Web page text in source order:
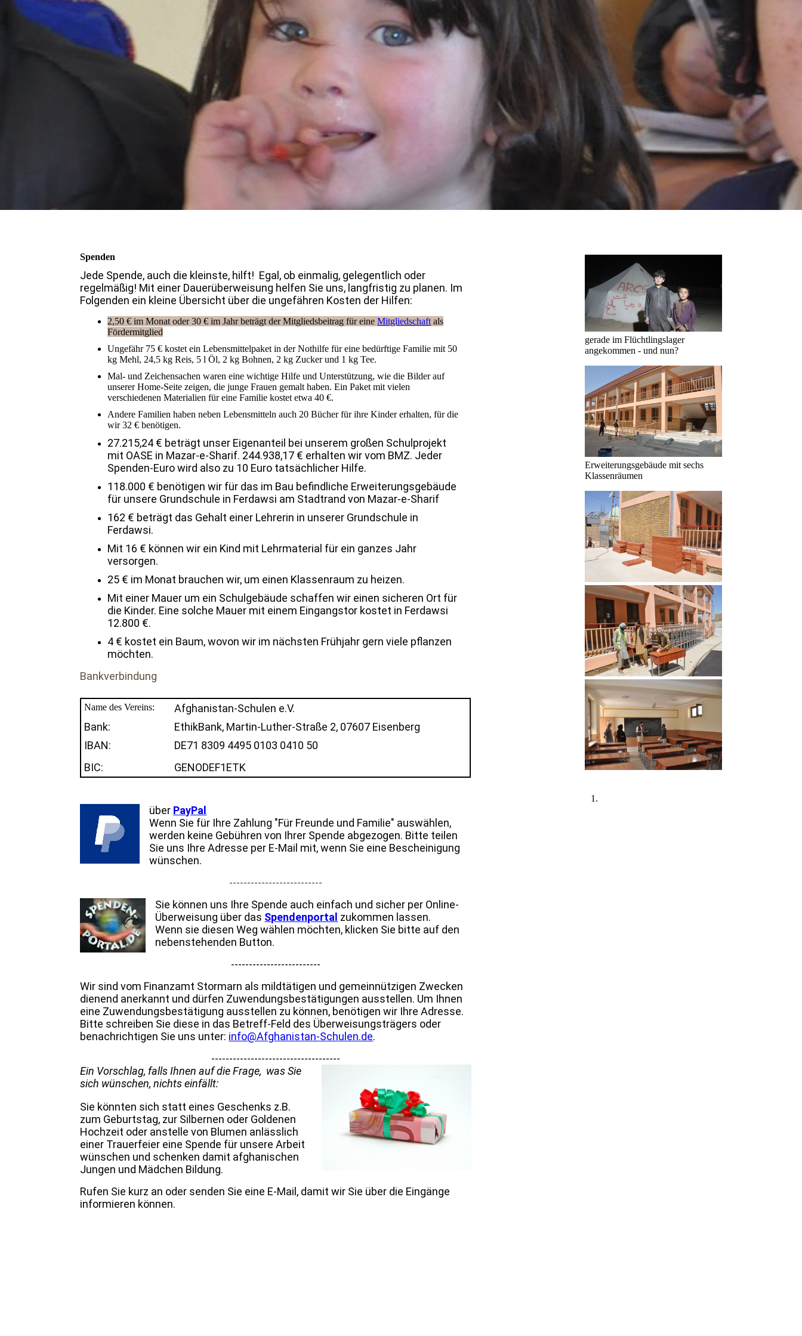
Spenden
Jede Spende, auch die kleinste, hilft! Egal, ob einmalig, gelegentlich oder
regelmäßig! Mit einer Dauerüberweisung helfen Sie uns, langfristig zu planen. Im
Folgenden ein kleine Übersicht über die ungefähren Kosten der Hilfen:
2,50 € im Monat oder 30 € im Jahr beträgt der Mitgliedsbeitrag für eineMitgliedschaft als
Fördermitglied
Ungefähr 75 € kostet ein Lebensmittelpaket in der Nothilfe für eine bedürftige Familie mit 50
kg Mehl, 24,5 kg Reis, 5 l Öl, 2 kg Bohnen, 2 kg Zucker und 1 kg Tee.
Mal- und Zeichensachen waren eine wichtige Hilfe und Unterstützung, wie die Bilder auf
unserer Home-Seite zeigen, die junge Frauen gemalt haben. Ein Paket mit vielen
verschiedenen Materialien für eine Familie kostet etwa 40 €.
Andere Familien haben neben Lebensmitteln auch 20 Bücher für ihre Kinder erhalten, für die
wir 32 € benötigen.
27.215,24 € beträgt unser Eigenanteil bei unserem großen Schulprojekt
mit OASE in Mazar-e-Sharif. 244.938,17 € erhalten wir vom BMZ. Jeder
Spenden-Euro wird also zu 10 Euro tatsächlicher Hilfe.
118.000 € benötigen wir für das im Bau befindliche Erweiterungsgebäude
für unsere Grundschule in Ferdawsi am Stadtrand von Mazar-e-Sharif
162 € beträgt das Gehalt einer Lehrerin in unserer Grundschule in
Ferdawsi.
Mit 16 € können wir ein Kind mit Lehrmaterial für ein ganzes Jahr
versorgen.
25 € im Monat brauchen wir, um einen Klassenraum zu heizen.
Mit einer Mauer um ein Schulgebäude schaffen wir einen sicheren Ort für
die Kinder. Eine solche Mauer mit einem Eingangstor kostet in Ferdawsi
12.800 €.
4 € kostet ein Baum, wovon wir im nächsten Frühjahr gern viele pflanzen
möchten.
Bankverbindung
Name des Vereins:
Afghanistan-Schulen e.V.
Bank:
EthikBank, Martin-Luther-Straße 2, 07607 Eisenberg
IBAN:
BIC:
DE71 8309 4495 0103 0410 50
GENODEF1ETK
über PayPal
Wenn Sie für Ihre Zahlung "Für Freunde und Familie" auswählen,
werden keine Gebühren von Ihrer Spende abgezogen. Bitte teilen
Sie uns Ihre Adresse per E-Mail mit, wenn Sie eine Bescheinigung
wünschen.
--------------------------
Sie können uns Ihre Spende auch einfach und sicher per Online-
Überweisung über das Spendenportal zukommen lassen.
Wenn sie diesen Weg wählen möchten, klicken Sie bitte auf den
nebenstehenden Button.
-------------------------
Wir sind vom Finanzamt Stormarn als mildtätigen und gemeinnützigen Zwecken
dienend anerkannt und dürfen Zuwendungsbestätigungen ausstellen. Um Ihnen
eine Zuwendungsbestätigung ausstellen zu können, benötigen wir Ihre Adresse.
Bitte schreiben Sie diese in das Betreff-Feld des Überweisungsträgers oder
benachrichtigen Sie uns unter: info@Afghanistan-Schulen.de.
------------------------------------
Ein Vorschlag, falls Ihnen auf die Frage, was Sie
sich wünschen, nichts einfällt:
Sie könnten sich statt eines Geschenks z.B.
zum Geburtstag, zur Silbernen oder Goldenen
Hochzeit oder anstelle von Blumen anlässlich
einer Trauerfeier eine Spende für unsere Arbeit
wünschen und schenken damit afghanischen
Jungen und Mädchen Bildung.
Rufen Sie kurz an oder senden Sie eine E-Mail, damit wir Sie über die Eingänge
informieren können.
gerade im Flüchtlingslager
angekommen - und nun?
Erweiterungsgebäude mit sechs
Klassenräumen